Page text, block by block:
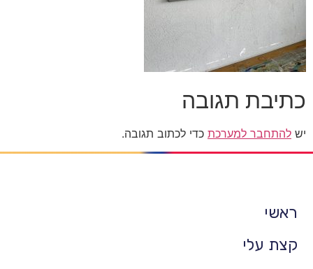
כתיבת תגובה
יש להתחבר למערכת כדי לכתוב תגובה.
ראשי
קצת עלי